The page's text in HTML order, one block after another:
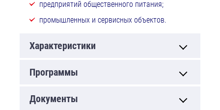
предприятий общественного питания;
промышленных и сервисных объектов.
Характеристики
Программы
Документы